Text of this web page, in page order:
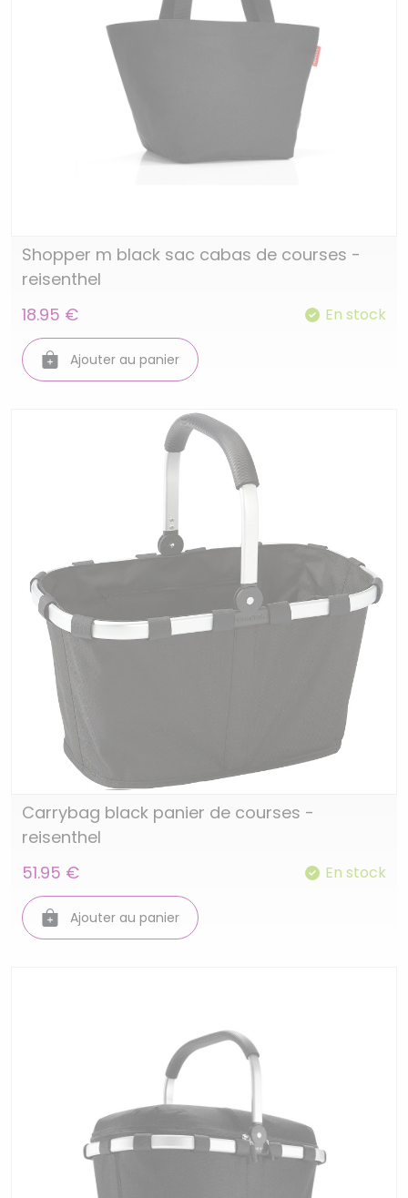
Shopper m black sac cabas de courses -
reisenthel
18.95 €
En stock
Ajouter au panier
Carrybag black panier de courses -
reisenthel
51.95 €
En stock
Ajouter au panier